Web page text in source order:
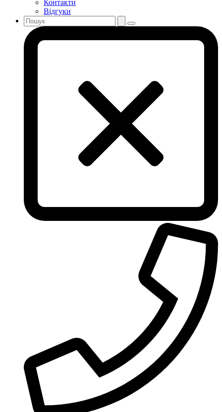
Контакти
Відгуки